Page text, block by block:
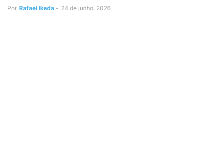
Por Rafael Ikeda - 24 de junho, 2026